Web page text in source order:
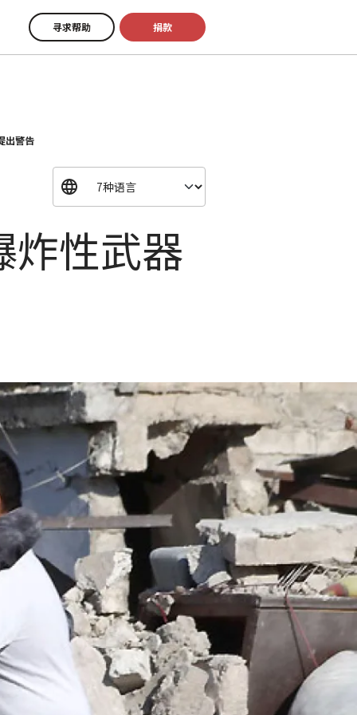
寻求帮助 捐款
出警告
炸性武器